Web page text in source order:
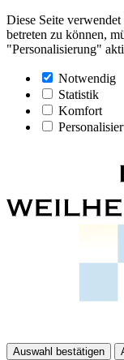
Diese Seite
betreten zu können,
"Personalisierung"
Notwendig
Statistik
Komfort
Auswahl bestätigen